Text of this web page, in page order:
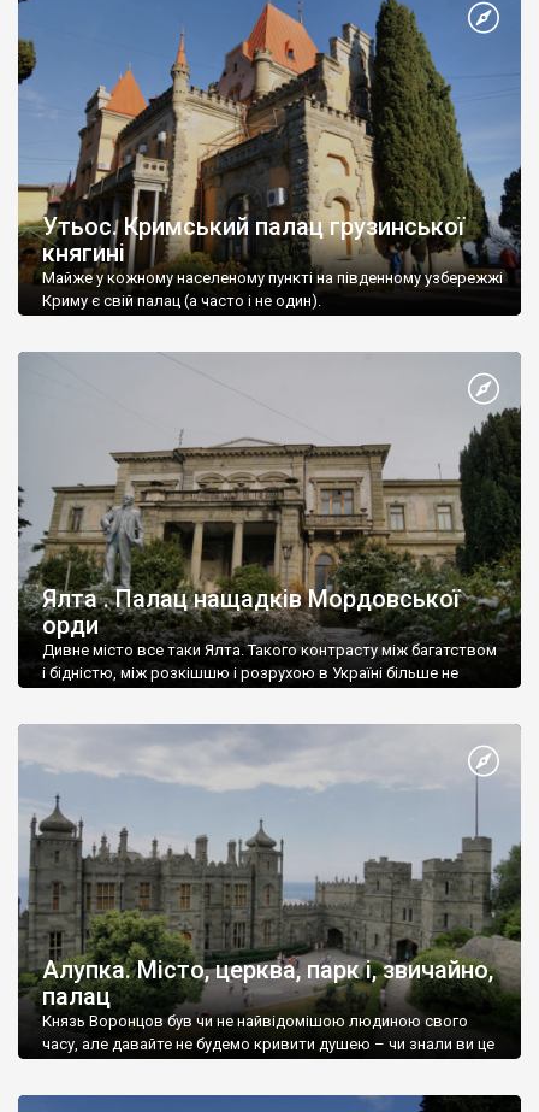
Утьос. Кримський палац грузинської
княгині
Майже у кожному населеному пункті на південному узбережжі
Криму є свій палац (а часто і не один).
Ялта . Палац нащадків Мордовської
орди
Дивне місто все таки Ялта. Такого контрасту між багатством
і бідністю, між розкішшю і розрухою в Україні більше не
Алупка. Місто, церква, парк і, звичайно,
палац
Князь Воронцов був чи не найвідомішою людиною свого
часу, але давайте не будемо кривити душею – чи знали ви це